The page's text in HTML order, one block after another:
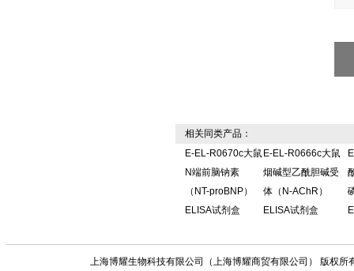
相关同类产品：
E-EL-R0670c大鼠
N端前脑钠素
（NT-proBNP）
ELISA试剂盒
E-EL-R0666c大鼠
烟碱型乙酰胆碱受
体（N-AChR）
ELISA试剂盒
上海博耀生物科技有限公司（上海博耀商贸有限公司） 版权所